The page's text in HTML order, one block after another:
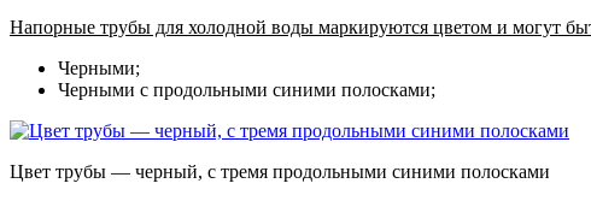
Напорные трубы для холодной воды маркируются цветом и могут
Черными;
Черными с продольными синими полосками;
Цвет трубы — черный, с тремя продольными синими полосками